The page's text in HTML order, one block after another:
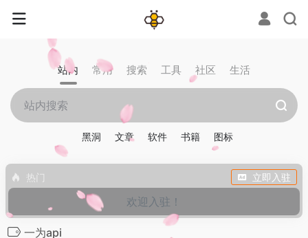
站内 常用 搜索 工具 社区 生活
黑洞 文章 软件 书籍 图标
热门 立即入驻
欢迎入驻！
一为api